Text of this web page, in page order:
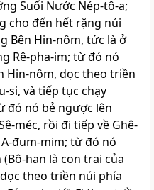
Suối Nước Nép-tô-a;
cho đến hết rặng núi
Bên Hin-nôm, tức là ở
Rê-pha-im; từ đó nó
Hin-nôm, dọc theo triền
si, và tiếp tục chạy
đó nó bẻ ngược lên
méc, rồi đi tiếp về Ghê-
đum-mim; từ đó nó
han là con trai của
theo triền núi phía